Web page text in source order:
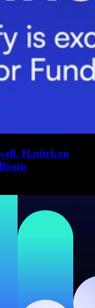
Hadirkan